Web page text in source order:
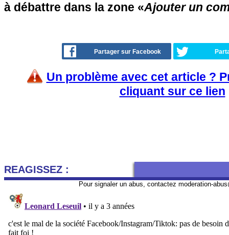
à débattre dans la zone «Ajouter un
Partager sur Facebook
Un problème avec cet article ?
cliquant sur ce lien
REAGISSEZ :
Pour signaler un abus, contactez moderation-